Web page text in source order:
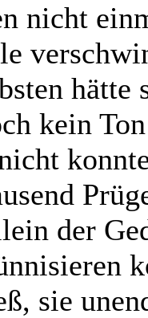
nicht
hätte
kein
der
sie